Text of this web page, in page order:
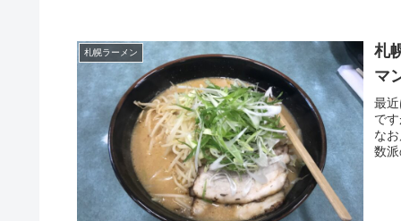
札幌ラーメン
札
マ
最
で
な
数